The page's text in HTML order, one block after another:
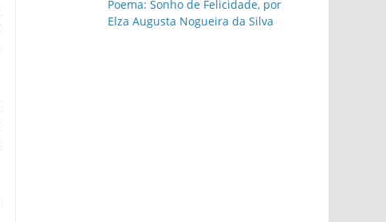
Poema: Sonho de Felicidade, por
Elza Augusta Nogueira da Silva